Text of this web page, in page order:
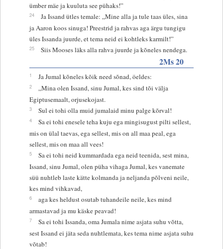
ümber mäe ja kuuluta see pühaks!”
24
Ja Issand ütles temale: „Mine alla ja tule taas üles, sina
ja Aaron koos sinuga! Preestrid ja rahvas aga ärgu tungigu
üles Issanda juurde, et tema neid ei kohtleks karmilt!”
25 Siis Mooses läks alla rahva juurde ja kõneles nendega.
2Ms 20
1 Ja Jumal kõneles kõik need sõnad, öeldes:
2
„Mina olen Issand, sinu Jumal, kes sind tõi välja
Egiptusemaalt, orjusekojast.
3 Sul ei tohi olla muid jumalaid minu palge kõrval!
4
Sa ei tohi enesele teha kuju ega mingisugust pilti sellest,
mis on ülal taevas, ega sellest, mis on all maa peal, ega
sellest, mis on maa all vees!
5
Sa ei tohi neid kummardada ega neid teenida, sest mina,
Issand, sinu Jumal, olen püha vihaga Jumal, kes vanemate
süü nuhtleb laste kätte kolmanda ja neljanda põlveni neile,
kes mind vihkavad,
6
aga kes heldust osutab tuhandeile neile, kes mind
armastavad ja mu käske peavad!
7
Sa ei tohi Issanda, oma Jumala nime asjata suhu võtta,
sest Issand ei jäta seda nuhtlemata, kes tema nime asjata suhu
võtab!